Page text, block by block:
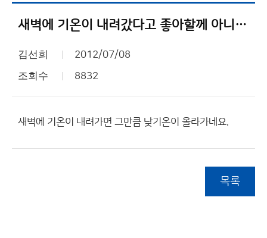
새벽에 기온이 내려갔다고 좋아할께 아니군요.
김선희 2012/07/08
조회수 8832
새벽에 기온이 내려가면 그만큼 낮기온이 올라가네요.
목록